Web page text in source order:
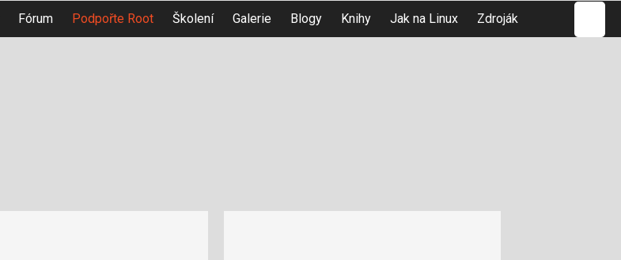
Fórum Podpořte Root Školení Galerie Blogy Knihy Jak na Linux Zdroják